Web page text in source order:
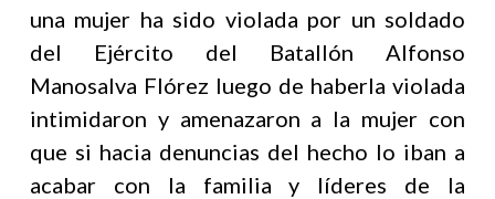
una mujer ha sido violada por un soldado
del Ejército del Batallón Alfonso
Manosalva Flórez luego de haberla violada
intimidaron y amenazaron a la mujer con
que si hacia denuncias del hecho lo iban a
acabar con la familia y líderes de la